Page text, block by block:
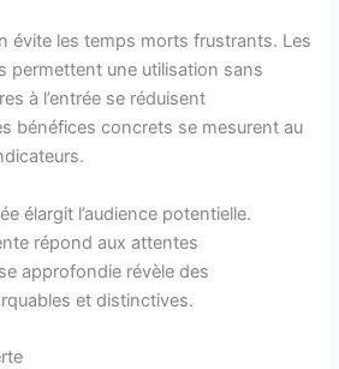
évite les temps morts frustrants. Les
permettent une utilisation sans
à l’entrée se réduisent
bénéfices concrets se mesurent au
élargit l’audience potentielle.
répond aux attentes
approfondie révèle des
et distinctives.